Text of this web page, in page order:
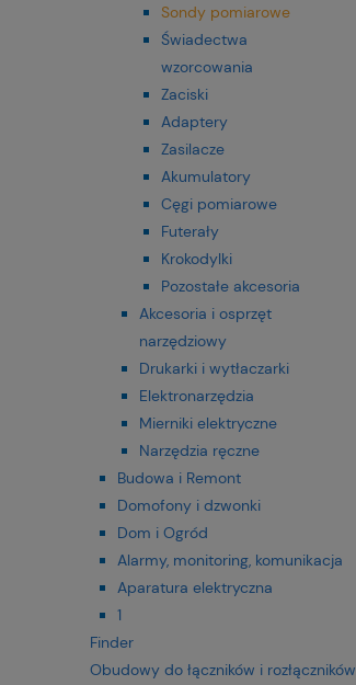
Sondy pomiarowe
Świadectwa
wzorcowania
Zaciski
Adaptery
Zasilacze
Akumulatory
Cęgi pomiarowe
Futerały
Krokodylki
Pozostałe akcesoria
Akcesoria i osprzęt
narzędziowy
Drukarki i wytłaczarki
Elektronarzędzia
Mierniki elektryczne
Narzędzia ręczne
Budowa i Remont
Domofony i dzwonki
Dom i Ogród
Alarmy, monitoring, komunikacja
Aparatura elektryczna
1
Finder
Obudowy do łączników i rozłączników